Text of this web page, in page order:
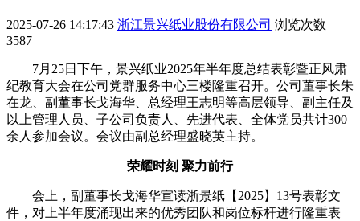
2025-07-26 14:17:43 浙江景兴纸业股份有限公司 浏览次数
3587
7月25日下午，景兴纸业2025年半年度总结表彰暨正风肃
纪教育大会在公司党群服务中心三楼隆重召开。公司董事长朱
在龙、副董事长戈海华、总经理王志明等高层领导、副主任及
以上管理人员、子公司负责人、先进代表、全体党员共计300
余人参加会议。会议由副总经理盛晓英主持。
荣耀时刻 聚力前行
会上，副董事长戈海华宣读浙景纸【2025】13号表彰文
件，对上半年度涌现出来的优秀团队和岗位标杆进行隆重表